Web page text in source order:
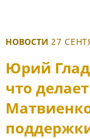
НОВОСТИ 27
Юрий
что